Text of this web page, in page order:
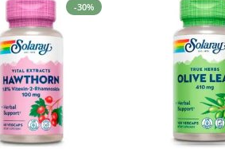
-30%